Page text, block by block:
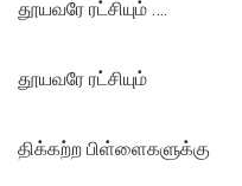
தூயவரே ரட்சியும் ….
தூயவரே ரட்சியும்
திக்கற்ற பிள்ளைகளுக்கு